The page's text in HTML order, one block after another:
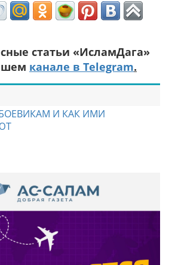
статьи «ИсламДага»
канале в Telegram.
И КАК ИМИ